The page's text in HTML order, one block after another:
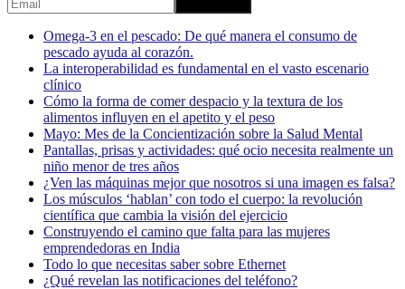
Omega-3 en el pescado: De qué manera el consumo de
pescado ayuda al corazón.
La interoperabilidad es fundamental en el vasto escenario
clínico
Cómo la forma de comer despacio y la textura de los
alimentos influyen en el apetito y el peso
Mayo: Mes de la Concientización sobre la Salud Mental
Pantallas, prisas y actividades: qué ocio necesita realmente un
niño menor de tres años
¿Ven las máquinas mejor que nosotros si una imagen es falsa?
Los músculos ‘hablan’ con todo el cuerpo: la revolución
científica que cambia la visión del ejercicio
Construyendo el camino que falta para las mujeres
emprendedoras en India
Todo lo que necesitas saber sobre Ethernet
¿Qué revelan las notificaciones del teléfono?